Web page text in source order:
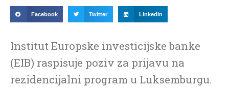
Facebook Twitter LinkedIn
Institut Europske investicijske banke
(EIB) raspisuje poziv za prijavu na
rezidencijalni program u Luksemburgu.